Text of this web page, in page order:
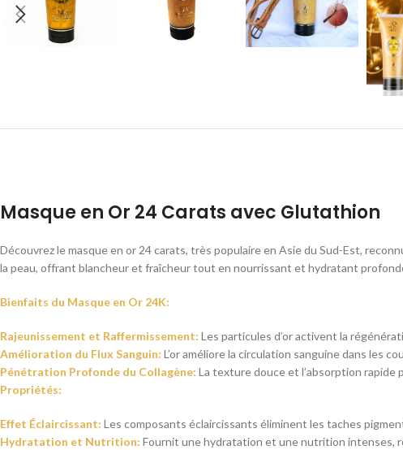
Masque en Or 24 Carats avec Glutathion
Découvrez le masque en or 24 carats, très populaire en Asie du Sud-Est,
la peau, offrant blancheur et fraîcheur tout en nourrissant et hydratant
Bienfaits du Masque en Or 24K:
Rajeunissement et Raffermissement: Les particules d’or activent la
Amélioration du Flux Sanguin: L’or améliore la circulation sanguine dans les
Pénétration Profonde du Collagène: La texture douce et l’absorption
Propriétés:
Effet Éclaircissant: Les composants éclaircissants éliminent les taches
Hydratation et Nutrition: Fournit une hydratation et une nutrition intenses,